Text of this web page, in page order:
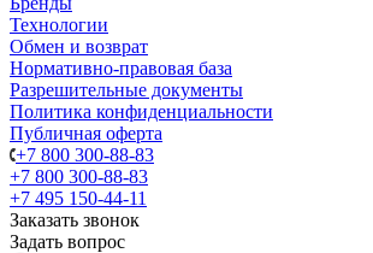
Технологии
Обмен и возврат
Нормативно-правовая база
Разрешительные документы
Политика конфиденциальности
Публичная оферта
+7 800 300-88-83
+7 800 300-88-83
+7 495 150-44-11
Заказать звонок
Задать вопрос